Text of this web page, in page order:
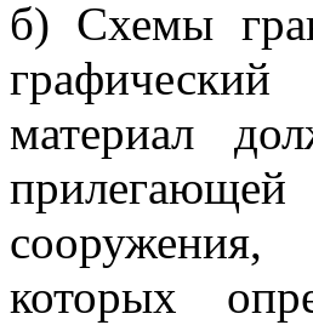
б) Схемы
материал
прилегающей
сооружения,
которых